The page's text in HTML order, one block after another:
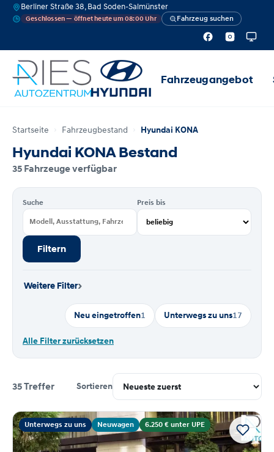
Berliner Straße 38, Bad Soden-Salmünster
Geschlossen — öffnet heute um 08:00 Uhr Fahrzeug suchen
Fahrzeugangebot
Startseite Fahrzeugbestand Hyundai KONA
Hyundai KONA Bestand
35 Fahrzeuge verfügbar
Suche Preis bis
Filtern
Weitere Filter›
Neu eingetroffen1 Unterwegs zu uns17
Alle Filter zurücksetzen
35 Treffer Sortieren
Suchergebnisse
Unterwegs zu uns Neuwagen 6.250 € unter UPE